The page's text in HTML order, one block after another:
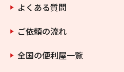
よくある質問
ご依頼の流れ
全国の便利屋一覧